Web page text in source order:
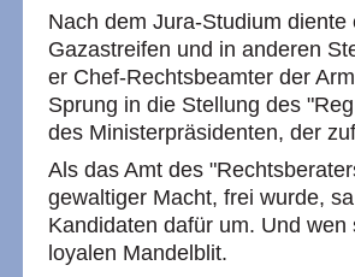
Nach dem Jura-Studium
Gazastreifen und in anderen
er Chef-Rechtsbeamter der
Sprung in die Stellung des
des Ministerpräsidenten, der
Als das Amt des
gewaltiger Macht, frei wurde,
Kandidaten dafür um. Und
loyalen Mandelblit.